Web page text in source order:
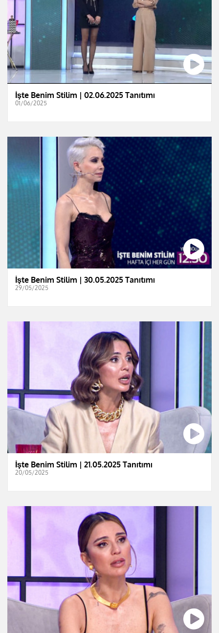
İşte Benim Stilim | 02.06.2025 Tanıtımı
01/06/2025
İşte Benim Stilim | 30.05.2025 Tanıtımı
29/05/2025
İşte Benim Stilim | 21.05.2025 Tanıtımı
20/05/2025